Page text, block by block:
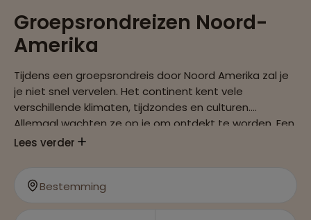
Groepsrondreizen Noord-
Amerika
Tijdens een groepsrondreis door Noord Amerika zal je
je niet snel vervelen. Het continent kent vele
verschillende klimaten, tijdzondes en culturen.
Allemaal wachten ze op je om ontdekt te worden. Een
groepsrondreis door Noord Amerika zal je nooit meer
Lees verder
Bestemming